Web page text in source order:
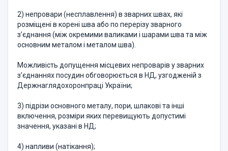
2) непровари (несплавлення) в зварних швах, які
розміщені в корені шва або по перерізу зварного
з’єднання (між окремими валиками і шарами шва та між
основним металом і металом шва).
Можливість допущення місцевих непроварів у зварних
з’єднаннях посудин обговорюється в НД, узгодженій з
Держ­наглядохоронпраці України;
3) підрізи основного металу, пори, шлакові та інші
включення, розміри яких перевищують допустимі
значення, указані в НД;
4) напливи (натікання);